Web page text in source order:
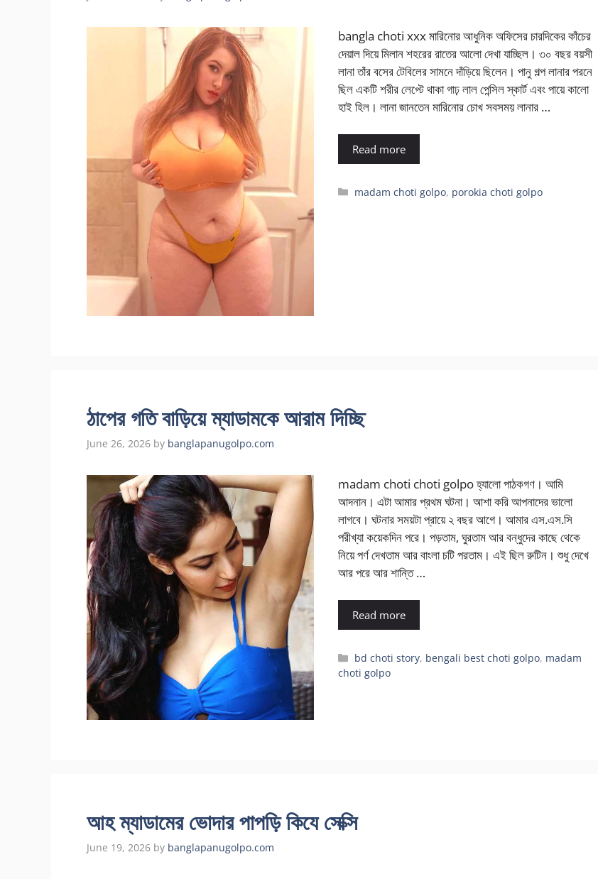
bangla choti xxx মারিনোর আধুনিক অফিসের চারদিকের কাঁচের
দেয়াল দিয়ে মিলান শহরের রাতের আলো দেখা যাচ্ছিল। ৩০ বছর বয়সী
লানা তাঁর বসের টেবিলের সামনে দাঁড়িয়ে ছিলেন। পানু গল্প লানার পরনে
ছিল একটি শরীর লেপ্টে থাকা গাঢ় লাল পেন্সিল স্কার্ট এবং পায়ে কালো
হাই হিল। লানা জানতেন মারিনোর চোখ সবসময় লানার …
Read more
Categories
madam choti golpo, porokia choti golpo
ঠাপের গতি বাড়িয়ে ম্যাডামকে আরাম দিচ্ছি
June 26, 2026 by banglapanugolpo.com
madam choti choti golpo হ্যালো পাঠকগণ। আমি
আদনান। এটা আমার প্রথম ঘটনা। আশা করি আপনাদের ভালো
লাগবে। ঘটনার সময়টা প্রায়ে ২ বছর আগে। আমার এস.এস.সি
পরীখ্যা কয়েকদিন পরে। পড়তাম, ঘুরতাম আর বন্ধুদের কাছে থেকে
নিয়ে পর্ণ দেখতাম আর বাংলা চটি পরতাম। এই ছিল রুটিন। শুধু দেখে
আর পরে আর শান্তি …
Read more
Categories
bd choti story, bengali best choti golpo, madam
choti golpo
আহ ম্যাডামের ভোদার পাপড়ি কিযে সেক্সি
June 19, 2026 by banglapanugolpo.com